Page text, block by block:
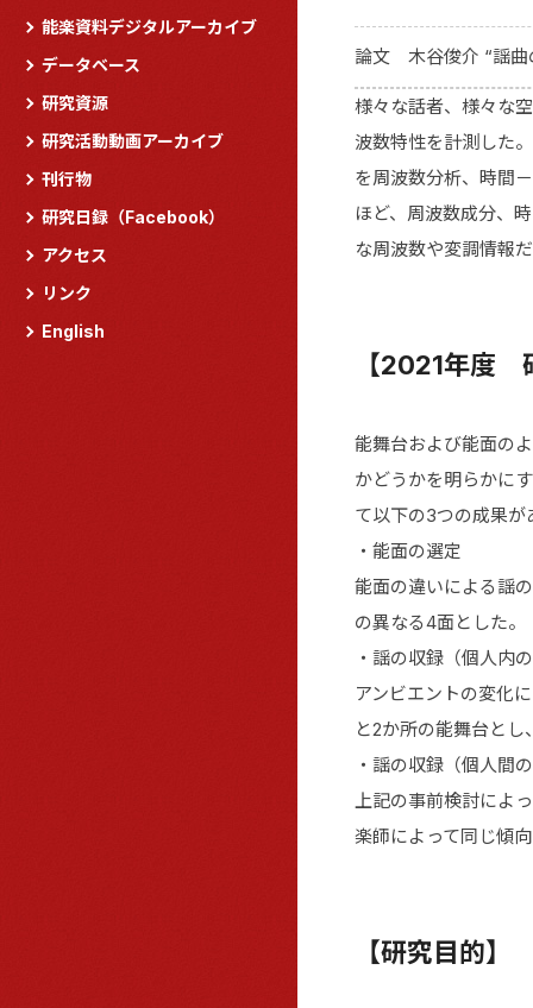
能楽資料デジタルアーカイブ
データベース
研究資源
研究活動動画アーカイブ
刊行物
研究日録（Facebook）
アクセス
リンク
English
論文 木谷俊介 “謡曲
様々な話者、様々な
波数特性を計測した
を周波数分析、時間
ほど、周波数成分、
な周波数や変調情報
【2021年度
能舞台および能面の
かどうかを明らかに
て以下の3つの成果が
・能面の選定
能面の違いによる謡
の異なる4面とした。
・謡の収録（個人内
アンビエントの変化
と2か所の能舞台と
・謡の収録（個人間
上記の事前検討によ
楽師によって同じ傾
【研究目的】